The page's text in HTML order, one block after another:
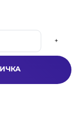
+